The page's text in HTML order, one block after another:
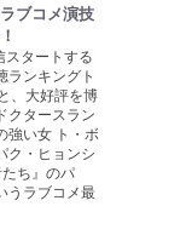
ブコメ演技
スタートする
ランキングト
、大好評を博
クタースラン
強い女 ト・ボ
ク・ヒョンシ
ち』のパ
うラブコメ最